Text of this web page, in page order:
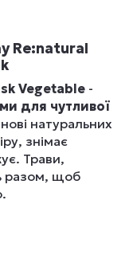
Re:natural
Vegetable -
для чутливої
натуральних
знімає
Трави,
разом, щоб